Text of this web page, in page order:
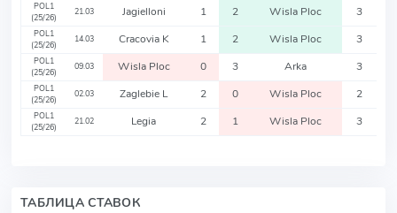
POL1
(25/26)
21.03 Jagielloni 1 2 Wisla Ploc 3
POL1
(25/26)
14.03 Cracovia K 1 2 Wisla Ploc 3
POL1
(25/26)
09.03 Wisla Ploc 0 3 Arka 3
POL1
(25/26)
02.03 Zaglebie L 2 0 Wisla Ploc 2
POL1
(25/26)
21.02 Legia 2 1 Wisla Ploc 3
ТАБЛИЦА СТАВОК